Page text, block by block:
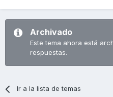
Archivado
Este tema ahora está
respuestas.
Ir a la lista de temas